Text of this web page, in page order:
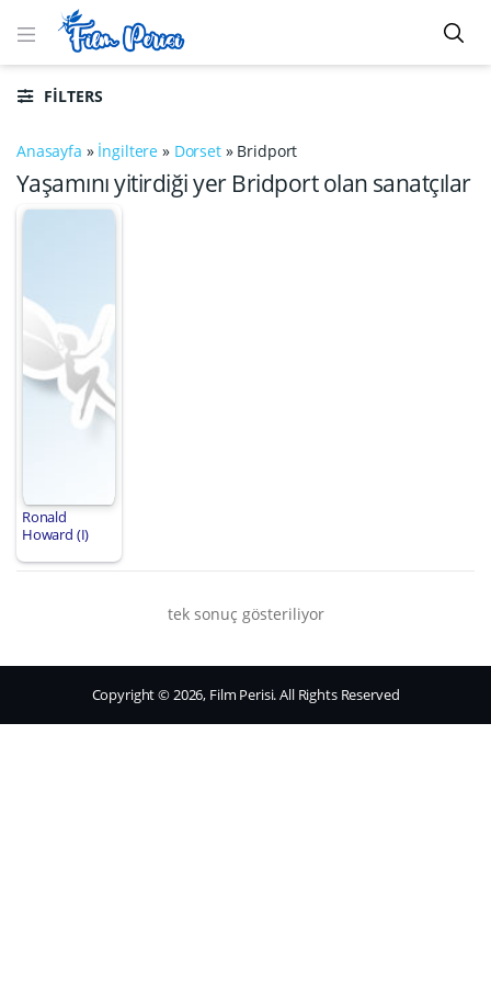
FILTERS
Anasayfa » İngiltere » Dorset» Bridport
Yaşamını yitirdiği yer Bridport olan sanatçılar
Ronald
Howard (I)
tek sonuç gösteriliyor
Copyright © 2026, Film Perisi. All Rights Reserved